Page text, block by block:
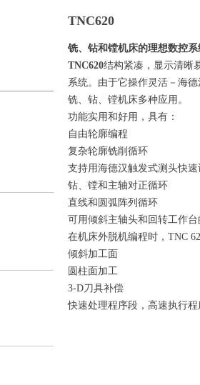
TNC620
铣、钻和镗机床的理想数控系
TNC620结构紧凑，显示清晰
系统。由于它操作灵活－海
铣、钻、镗机床多种应用。
功能实用和好用，具有：
自由轮廓编程
复杂轮廓铣削循环
支持用海德汉触发式测头快
钻、镗和主轴对正循环
直线和圆弧阵列循环
可用倾斜主轴头和回转工作
在机床外脱机编程时，TNC
倾斜加工面
圆柱面加工
3-D刀具补偿
快速处理程序段，高速执行程